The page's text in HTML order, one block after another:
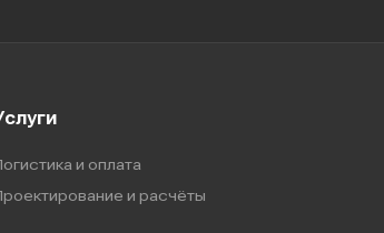
и оплата
и расчёты